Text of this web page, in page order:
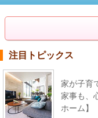
注目トピックス
家が子育
家事も、
ホーム】